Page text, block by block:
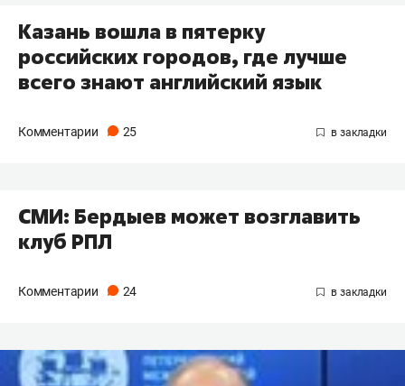
Казань вошла в пятерку
российских городов, где лучше
всего знают английский язык
Комментарии 25
СМИ: Бердыев может возглавить
клуб РПЛ
Комментарии 24